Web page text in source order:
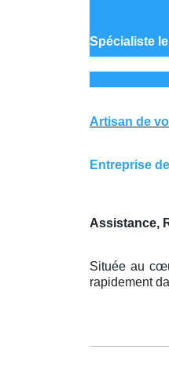
Spécialiste le
Artisan de
Entreprise
Assistance,
Située au
rapidement